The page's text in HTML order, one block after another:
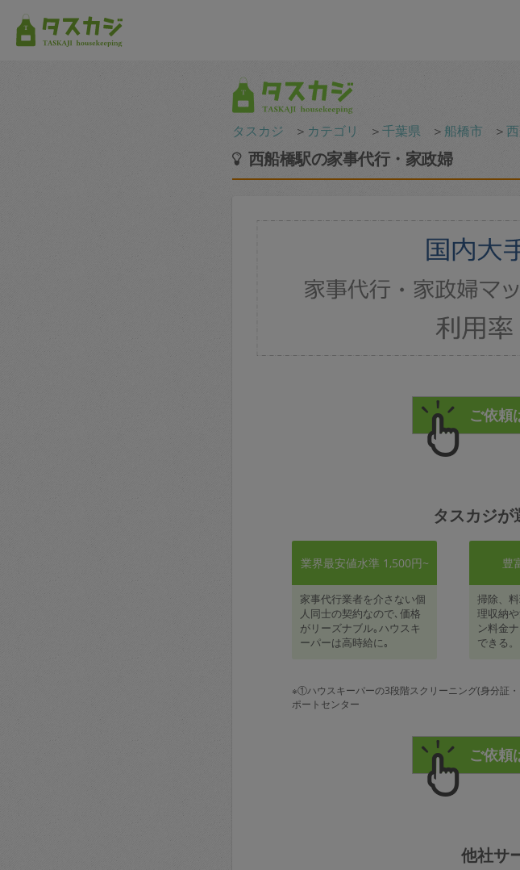
タスカジ ＞ カテゴリ ＞千葉県 ＞船橋市 ＞
西船橋駅の家事代行・家政婦
タスカジが
業界最安値水準 1,500円~
家事代行業者を介さない個
人同士の契約なので､価格
がリーズナブル｡ハウスキ
ーパーは高時給に｡
豊
掃除、
理収納
ン料金
できる。
※①ハウスキーパーの3段階スクリーニング(身分証
ポートセンター
他社サ